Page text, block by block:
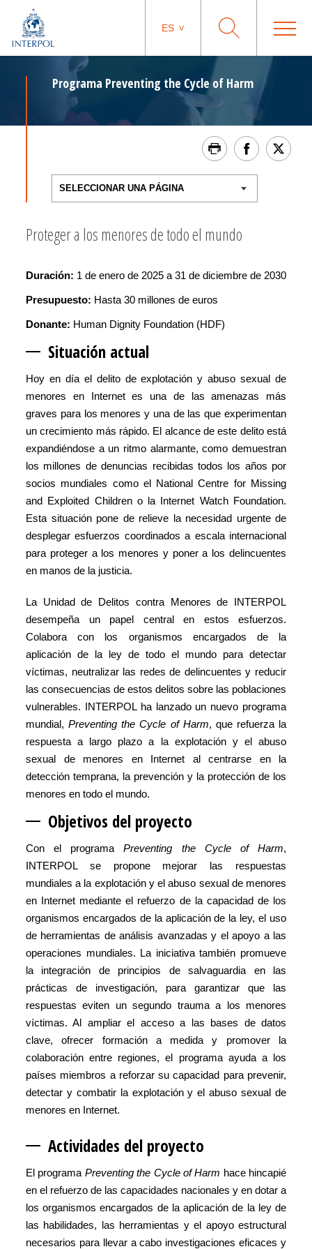
ES
Programa Preventing the Cycle of Harm
Proteger a los menores de todo el mundo
Duración: 1 de enero de 2025 a 31 de diciembre de 2030
Presupuesto: Hasta 30 millones de euros
Donante: Human Dignity Foundation (HDF)
Situación actual
Hoy en día el delito de explotación y abuso sexual de
menores en Internet es una de las amenazas más
graves para los menores y una de las que experimentan
un crecimiento más rápido. El alcance de este delito está
expandiéndose a un ritmo alarmante, como demuestran
los millones de denuncias recibidas todos los años por
socios mundiales como el National Centre for Missing
and Exploited Children o la Internet Watch Foundation.
Esta situación pone de relieve la necesidad urgente de
desplegar esfuerzos coordinados a escala internacional
para proteger a los menores y poner a los delincuentes
en manos de la justicia.
La Unidad de Delitos contra Menores de INTERPOL
desempeña un papel central en estos esfuerzos.
Colabora con los organismos encargados de la
aplicación de la ley de todo el mundo para detectar
víctimas, neutralizar las redes de delincuentes y reducir
las consecuencias de estos delitos sobre las poblaciones
vulnerables. INTERPOL ha lanzado un nuevo programa
mundial,Preventing the Cycle of Harm, que refuerza la
respuesta a largo plazo a la explotación y el abuso
sexual de menores en Internet al centrarse en la
detección temprana, la prevención y la protección de los
menores en todo el mundo.
Objetivos del proyecto
Con el programaPreventing the Cycle of Harm,
INTERPOL se propone mejorar las respuestas
mundiales a la explotación y el abuso sexual de menores
en Internet mediante el refuerzo de la capacidad de los
organismos encargados de la aplicación de la ley, el uso
de herramientas de análisis avanzadas y el apoyo a las
operaciones mundiales. La iniciativa también promueve
la integración de principios de salvaguardia en las
prácticas de investigación, para garantizar que las
respuestas eviten un segundo trauma a los menores
víctimas. Al ampliar el acceso a las bases de datos
clave, ofrecer formación a medida y promover la
colaboración entre regiones, el programa ayuda a los
países miembros a reforzar su capacidad para prevenir,
detectar y combatir la explotación y el abuso sexual de
menores en Internet.
Actividades del proyecto
El programa Preventing the Cycle of Harm hace hincapié
en el refuerzo de las capacidades nacionales y en dotar a
los organismos encargados de la aplicación de la ley de
las habilidades, las herramientas y el apoyo estructural
necesarios para llevar a cabo investigaciones eficaces y